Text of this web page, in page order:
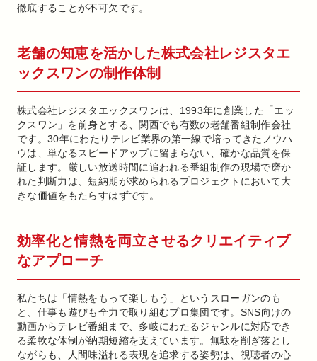
徹底することが不可欠です。
老舗の知恵を活かした株式会社レジスタエ
ックスワンの制作体制
株式会社レジスタエックスワンは、1993年に創業した「エッ
クスワン」を前身とする、関西でも有数の老舗番組制作会社
です。30年にわたりテレビ業界の第一線で培ってきたノウハ
ウは、単なるスピードアップに留まらない、確かな品質を保
証します。厳しい放送時間に追われる番組制作の現場で磨か
れた判断力は、短納期が求められるプロジェクトにおいて大
きな価値をもたらすはずです。
効率化と情熱を両立させるクリエイティブ
なアプローチ
私たちは「情熱をもって楽しもう」というスローガンのも
と、仕事も遊びも全力で取り組むプロ集団です。SNS向けの
動画からテレビ番組まで、多岐にわたるジャンルに対応でき
る柔軟な体制が納期短縮を支えています。無駄を削ぎ落とし
ながらも、人間味溢れる表現を追求する姿勢は、視聴者の心